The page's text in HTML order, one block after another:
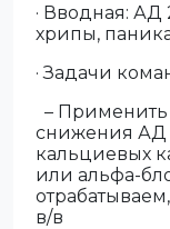
· Вводная:
хрипы,
· Задачи
– Применить
снижения АД
кальциевых
или альфа-
в/в